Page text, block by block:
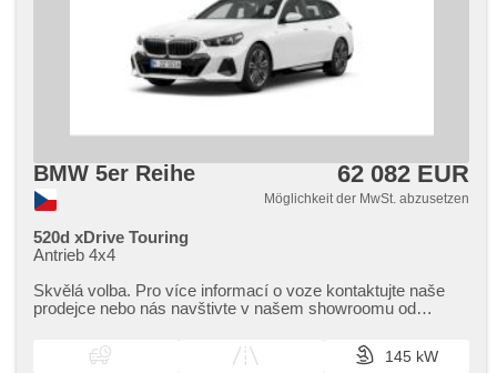
BMW 5er Reihe 62 082 EUR
Möglichkeit der MwSt. abzusetzen
520d xDrive Touring
Antrieb 4x4
Skvělá volba. Pro více informací o voze kontaktujte naše
prodejce nebo nás navštivte v našem showroomu od
145 kW